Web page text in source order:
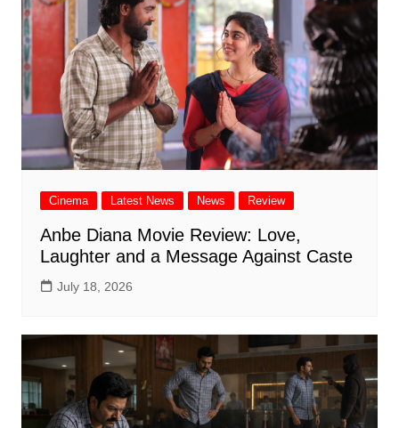
Cinema Latest News News Review
Anbe Diana Movie Review: Love,
Laughter and a Message Against Caste
July 18, 2026